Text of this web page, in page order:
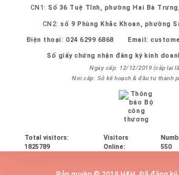
CN1:Số 36 Tuệ Tĩnh, phường Hai Bà
CN2:số 9 Phùng Khắc Khoan, phường
Điện thoại:024 6299 6868 Email:
Số giấy chứng nhận đăng ký kinh
Ngày cấp: 12/12/2019 (cấp lại
Nơi cấp: Sở kế hoạch & đầu tư thành
Total visitors:
1825789
Visitors
Online:
550